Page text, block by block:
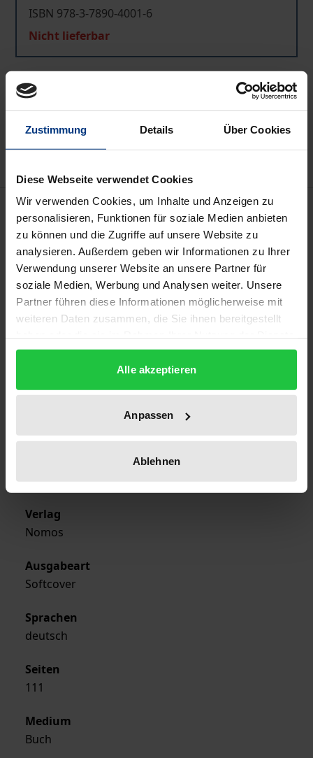
Zustimmung Details Über Cookies
Diese Webseite verwendet Cookies
Wir verwenden Cookies, um Inhalte und Anzeigen zu
personalisieren, Funktionen für soziale Medien anbieten
zu können und die Zugriffe auf unsere Website zu
analysieren. Außerdem geben wir Informationen zu Ihrer
Verwendung unserer Website an unsere Partner für
soziale Medien, Werbung und Analysen weiter. Unsere
Partner führen diese Informationen möglicherweise mit
weiteren Daten zusammen, die Sie ihnen bereitgestellt
gesammelt haben.
Alle akzeptieren
Anpassen
Ablehnen
ISBN 978-3-7890-4001-6
Nicht lieferbar
Hinweise zu Versandkosten
Bibliografische Angaben
Auflage
1
ISBN
978-3-7890-4001-6
Erscheinungsdatum
1995
Verlag
Nomos
Ausgabeart
Softcover
Sprachen
deutsch
Seiten
111
Medium
Buch